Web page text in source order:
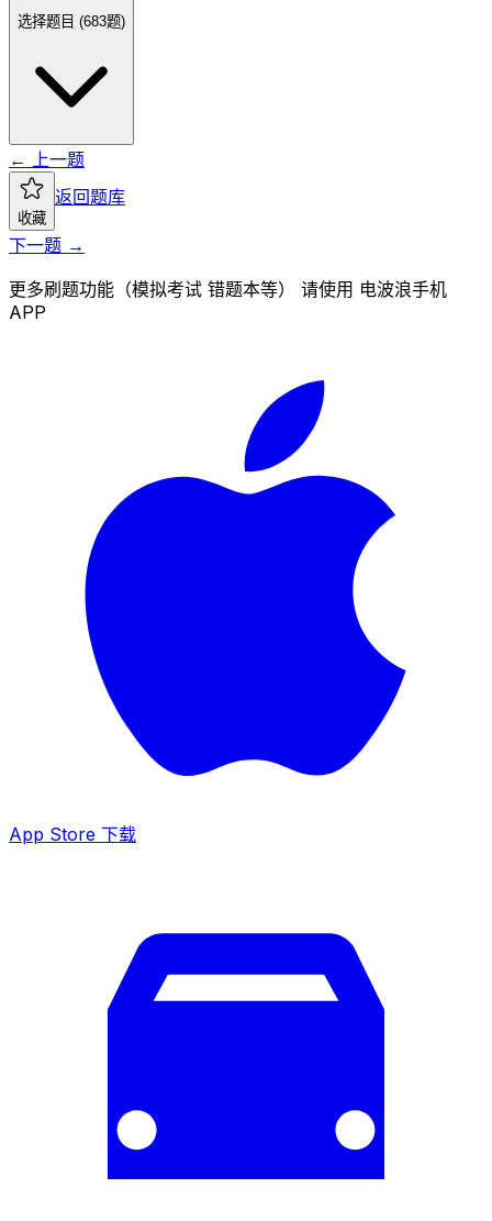
选择题目 (683题)
← 上一题
收藏
返回题库
下一题 →
更多刷题功能（模拟考试 错题本等） 请使用 电波浪手机
APP
App Store 下载